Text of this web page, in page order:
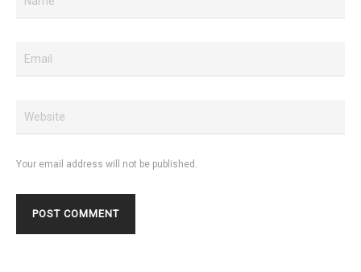
Your email address will not be published.